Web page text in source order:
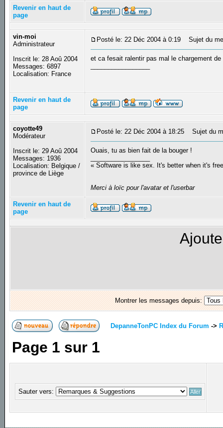
Revenir en haut de
page
vin-moi
Administrateur
Inscrit le: 28 Aoû 2004
Messages: 6897
Localisation: France
Posté le: 22 Déc 2004 à 0:19 Sujet du
et ca fesait ralentir pas mal le chargement de
Revenir en haut de
page
coyotte49
Modérateur
Inscrit le: 29 Aoû 2004
Messages: 1936
Localisation: Belgique /
province de Liège
Posté le: 22 Déc 2004 à 18:25 Sujet du
Ouais, tu as bien fait de la bouger !
« Software is like sex. It's better when it's
Merci à loïc pour l'avatar et l'userbar
Revenir en haut de
page
Montrer les messages depuis:
DepanneTonPC Index du Forum ->
Page 1 sur 1
Sauter vers: